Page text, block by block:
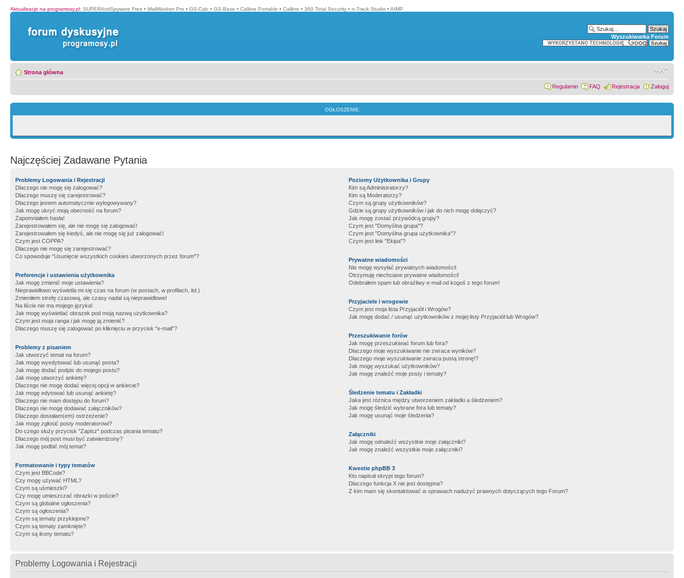
Aktualizacje na programosy.pl: SUPERAntiSpyware Free • MailWasher Pro • GS-Calc • GS-Base • Calibre Portable • Calibre • 360 Total Security • n-Track Studio • AIMP
Wyszukiwarka Forum
Strona główna
Regulamin FAQ Rejestracja Zaloguj
OGŁOSZENIE:
Najczęściej Zadawane Pytania
Problemy Logowania i Rejestracji
Dlaczego nie mogę się zalogować?
Dlaczego muszę się zarejestrować?
Dlaczego jestem automatycznie wylogowywany?
Jak mogę ukryć moją obecność na forum?
Zapomniałem hasła!
Zarejestrowałem się, ale nie mogę się zalogować!
Zarejestrowałem się kiedyś, ale nie mogę się już zalogować!
Czym jest COPPA?
Dlaczego nie mogę się zarejestrować?
Co spowoduje "Usunięcie wszystkich cookies utworzonych przez forum"?
Preferencje i ustawienia użytkownika
Jak mogę zmienić moje ustawienia?
Nieprawidłowo wyświetla mi się czas na forum (w postach, w profilach, itd.)
Zmieniłem strefę czasową, ale czasy nadal są nieprawidłowe!
Na liście nie ma mojego języka!
Jak mogę wyświetlać obrazek pod moją nazwą użytkownika?
Czym jest moja ranga i jak mogę ją zmienić?
Dlaczego muszę się zalogować po kliknięciu w przycisk "e-mail"?
Problemy z pisaniem
Jak utworzyć temat na forum?
Jak mogę wyedytować lub usunąć posta?
Jak mogę dodać podpis do mojego postu?
Jak mogę utworzyć ankietę?
Dlaczego nie mogę dodać więcej opcji w ankiecie?
Jak mogę edytować lub usunąć ankietę?
Dlaczego nie mam dostępu do forum?
Dlaczego nie mogę dodawać załączników?
Dlaczego dostałam(em) ostrzeżenie?
Jak mogę zgłosić posty moderatorowi?
Do czego służy przycisk "Zapisz" podczas pisania tematu?
Dlaczego mój post musi być zatwierdzony?
Jak mogę podbić mój temat?
Formatowanie i typy tematów
Czym jest BBCode?
Czy mogę używać HTML?
Czym są uśmieszki?
Czy mogę umieszczać obrazki w poście?
Czym są globalne ogłoszenia?
Czym są ogłoszenia?
Czym są tematy przyklejone?
Czym są tematy zamknięte?
Czym są ikony tematu?
Poziomy Użytkownika i Grupy
Kim są Administratorzy?
Kim są Moderatorzy?
Czym są grupy użytkowników?
Gdzie są grupy użytkowników i jak do nich mogę dołączyć?
Jak mogę zostać przywódcą grupy?
Czym jest "Domyślna grupa"?
Czym jest "Domyślna grupa użytkownika"?
Czym jest link "Ekipa"?
Prywatne wiadomości
Nie mogę wysyłać prywatnych wiadomości!
Otrzymuję niechciane prywatne wiadomości!
Odebrałem spam lub obraźliwy e-mail od kogoś z tego forum!
Przyjaciele i wrogowie
Czym jest moja lista Przyjaciół i Wrogów?
Jak mogę dodać / usunąć użytkowników z mojej listy Przyjaciół lub Wrogów?
Przeszukiwanie forów
Jak mogę przeszukiwać forum lub fora?
Dlaczego moje wyszukiwanie nie zwraca wyników?
Dlaczego moje wyszukiwanie zwraca pustą stronę!?
Jak mogę wyszukać użytkowników?
Jak mogę znaleźć moje posty i tematy?
Śledzenie tematu i Zakładki
Jaka jest różnica między utworzeniem zakładki a śledzeniem?
Jak mogę śledzić wybrane fora lub tematy?
Jak mogę usunąć moje śledzenia?
Załączniki
Jak mogę odnaleźć wszystkie moje załączniki?
Jak mogę znaleźć wszystkie moje załączniki?
Kwestie phpBB 3
Kto napisał skrypt tego forum?
Dlaczego funkcja X nie jest dostępna?
Z kim mam się skontaktować w sprawach nadużyć prawnych dotyczących tego Forum?
Problemy Logowania i Rejestracji